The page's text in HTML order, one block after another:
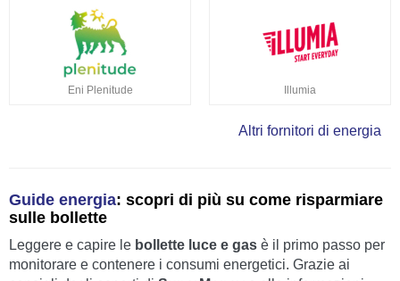
Eni Plenitude Illumia
Altri fornitori di energia
Guide energia: scopri di più su come risparmiare
sulle bollette
Leggere e capire le bollette luce e gas è il primo passo per
monitorare e contenere i consumi energetici. Grazie ai